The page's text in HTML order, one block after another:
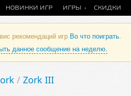
НОВИНКИ ИГР ИГРЫ СКИДКИ
рекомендаций игр Во что поиграть.
данное сообщение на неделю.
/ Zork III